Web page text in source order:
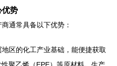
优势
通常具备以下优势：
地区的化工产业基础，能便捷获取